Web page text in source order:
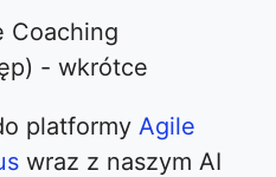
Coaching
- wkrótce
platformy Agile
wraz z naszym AI